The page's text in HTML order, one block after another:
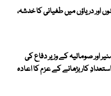
بارشوں اور دریاؤں میں طغیانی کا خدشہ،
اور صومالیہ کے وزیر دفاع کی
کار بڑھانے کے عزم کا اعادہ